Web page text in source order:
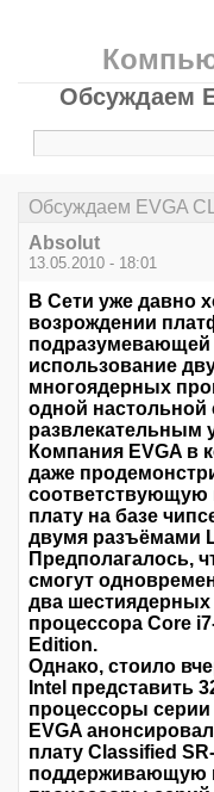
Обсуждаем
Обсуждаем EVGA
Absolut
13.05.2010 - 18:01
В Сети уже давно
возрождении
подразумевающей
использование
многоядерных
одной настольной
развлекательным
Компания EVGA в
даже
соответствующую
плату на базе
двумя разъёмами
Предполагалось,
смогут
два шестиядерных
процессора Core
Edition.
Однако, стоило
Intel представить
процессоры серии
EVGA
плату Classified
поддерживающую